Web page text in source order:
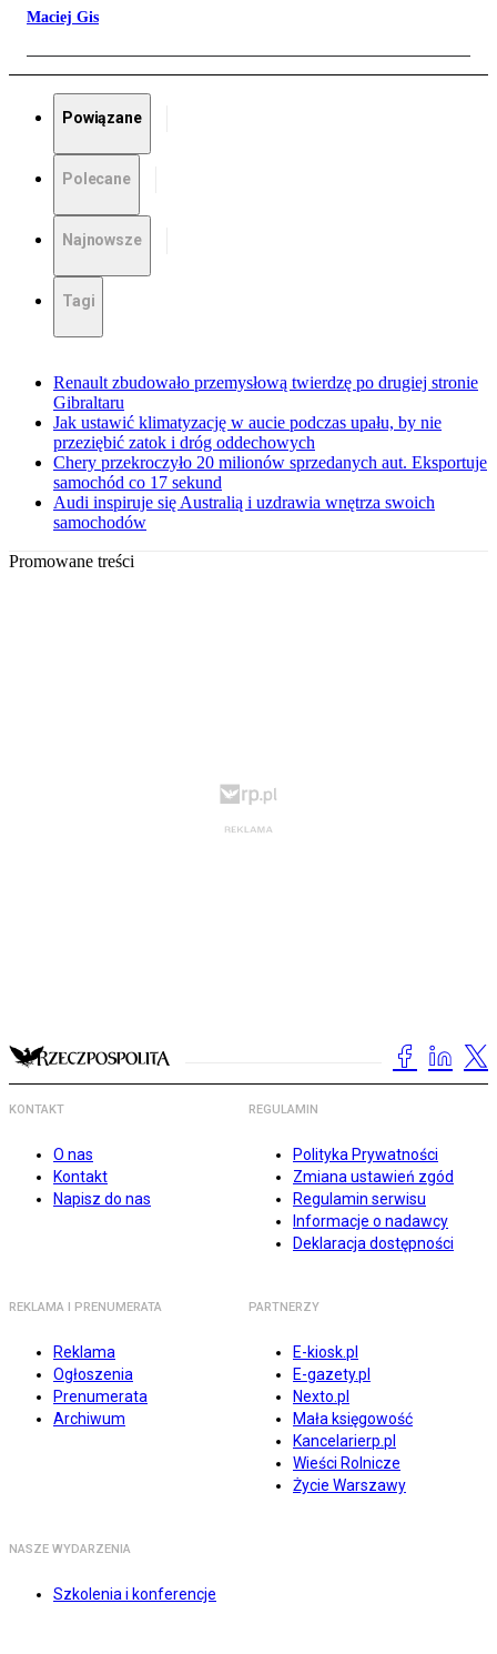
Maciej Gis
Powiązane
Polecane
Najnowsze
Tagi
Renault zbudowało przemysłową twierdzę po drugiej stronie
Gibraltaru
Jak ustawić klimatyzację w aucie podczas upału, by nie
przeziębić zatok i dróg oddechowych
Chery przekroczyło 20 milionów sprzedanych aut. Eksportuje
samochód co 17 sekund
Audi inspiruje się Australią i uzdrawia wnętrza swoich
samochodów
Promowane treści
KONTAKT
O nas
Kontakt
Napisz do nas
REGULAMIN
Polityka Prywatności
Zmiana ustawień zgód
Regulamin serwisu
Informacje o nadawcy
Deklaracja dostępności
REKLAMA I PRENUMERATA
Reklama
Ogłoszenia
Prenumerata
Archiwum
PARTNERZY
E-kiosk.pl
E-gazety.pl
Nexto.pl
Mała księgowość
Kancelarierp.pl
Wieści Rolnicze
Życie Warszawy
NASZE WYDARZENIA
Szkolenia i konferencje